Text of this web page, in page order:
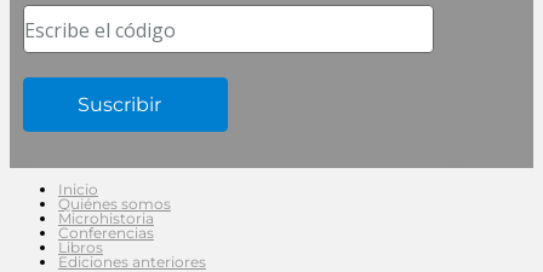
Escribe el código
Inicio
Quiénes somos
Microhistoria
Conferencias
Libros
Ediciones anteriores